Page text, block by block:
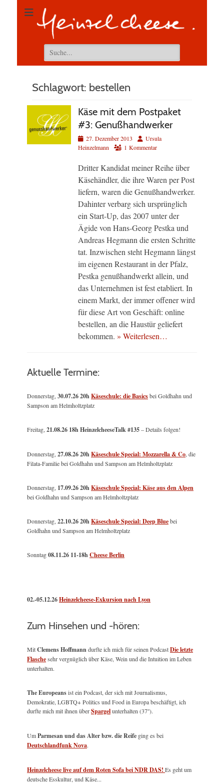
Suchen
nach:
Schlagwort: bestellen
Käse mit dem Postpaket
#3: Genußhandwerker
Veröffentlicht
am
27. Dezember 2013 AutorUrsula
Heinzelmann
1 Kommentar
Dritter Kandidat meiner Reihe über
Käsehändler, die ihre Waren per Post
liefern, waren die Genußhandwerker.
Dahinter verbarg sich ursprünglich
ein Start-Up, das 2007 unter der
Ägide von Hans-Georg Pestka und
Andreas Hegmann die ersten Schritte
tat. Inzwischen steht Hegmann längst
im eigenen Restaurant in der Pfalz,
Pestka genußhandwerkt allein, und
das Unternehmen ist fest etabliert. In
einem Markt, der immer offener wird
für diese Art von Geschäft: online
bestellen, an die Haustür geliefert
bekommen. » Weiterlesen…
Aktuelle Termine:
Donnerstag,30.07.26 20hKäseschule: die Basicsbei Goldhahn und
Sampson am Helmholtzplatz
Freitag,21.08.26 18h HeinzelcheeseTalk #135– Details folgen!
Donnerstag,27.08.26 20hKäseschule Special: Mozzarella & Co, die
Filata-Familie bei Goldhahn und Sampson am Helmholtzplatz
Donnerstag, 17.09.26 20hKäseschule Special: Käse aus den Alpen
bei Goldhahn und Sampson am Helmholtzplatz
Donnerstag,22.10.26 20hKäseschule Special: Deep Bluebei
Goldhahn und Sampson am Helmholtzplatz
Sonntag08.11.26 11-18hCheese Berlin
02.-05.12.26Heinzelcheese-Exkursion nach Lyon
Zum Hinsehen und -hören:
MitClemens Hoffmanndurfte ich mich für seinen PodcastDie letzte
Flaschesehr vergnüglich über Käse, Wein und die Intuition im Leben
unterhalten.
The Europeansist ein Podcast, der sich mit Journalismus,
Demokratie, LGBTQ+ Politics und Food in Europa beschäftigt, ich
durfte mich mit ihnen überSpargelunterhalten (37'').
UmParmesan und das Alter bzw. die Reife ging es bei
Deutschlandfunk Nova.
Heinzelcheese live auf dem Roten Sofa bei NDR DAS! Es geht um
deutsche Esskultur, und Käse...